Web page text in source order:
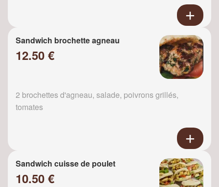
Sandwich brochette agneau
12.50 €
2 brochettes d'agneau, salade, poivrons grillés,
tomates
Sandwich cuisse de poulet
10.50 €